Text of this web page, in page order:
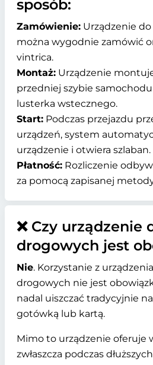
sposób:
Zamówienie: Urządzenie
można wygodnie zamówić
vintrica.
Montaż: Urządzenie
przedniej szybie
lusterka wstecznego.
Start: Podczas przejazdu
urządzeń, system
urządzenie i otwiera szlaban.
Płatność: Rozliczenie
za pomocą zapisanej
❌ Czy urządzenie
drogowych jest
Nie. Korzystanie z
drogowych nie jest
nadal uiszczać tradycyjnie
gotówką lub kartą.
Mimo to urządzenie oferuje
zwłaszcza podczas